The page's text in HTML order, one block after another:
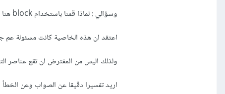
وسؤالي : لماذا قمنا باستخدام block هنا ؟
اعتقد ان هذه الخاصية كانت مسئولة عم
ولذلك اليس من المفترض ان تقع عناصر
اريد تفسيرا دقيقا عن الصواب وعن